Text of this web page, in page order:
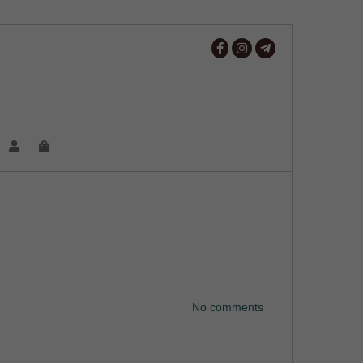
No comments